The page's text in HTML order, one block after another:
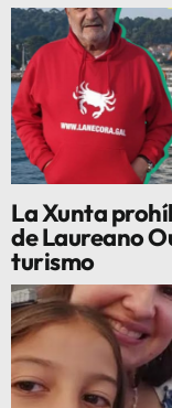
La Xunta
de Laureano
turismo